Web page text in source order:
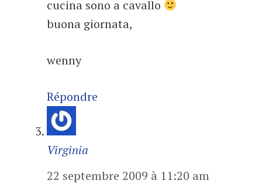
cucina sono a cavallo
buona giornata,
wenny
Répondre
Virginia
22 septembre 2009 à 11:20 am